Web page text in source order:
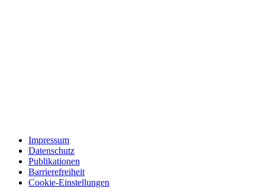
Impressum
Datenschutz
Publikationen
Barrierefreiheit
Cookie-Einstellungen